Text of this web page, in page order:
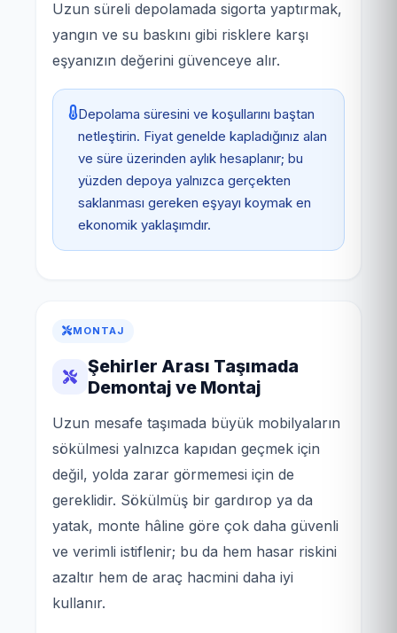
Uzun süreli depolamada sigorta yaptırmak,
yangın ve su baskını gibi risklere karşı
eşyanızın değerini güvenceye alır.
Depolama süresini ve koşullarını baştan
netleştirin. Fiyat genelde kapladığınız alan
ve süre üzerinden aylık hesaplanır; bu
yüzden depoya yalnızca gerçekten
saklanması gereken eşyayı koymak en
ekonomik yaklaşımdır.
MONTAJ
Şehirler Arası Taşımada
Demontaj ve Montaj
Uzun mesafe taşımada büyük mobilyaların
sökülmesi yalnızca kapıdan geçmek için
değil, yolda zarar görmemesi için de
gereklidir. Sökülmüş bir gardırop ya da
yatak, monte hâline göre çok daha güvenli
ve verimli istiflenir; bu da hem hasar riskini
azaltır hem de araç hacmini daha iyi
kullanır.